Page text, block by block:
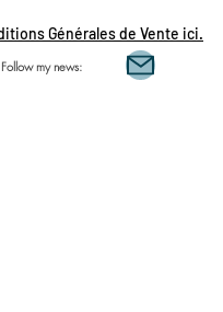
Générales de Vente ici.
Follow my news: